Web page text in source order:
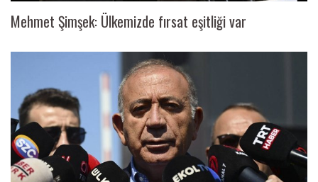
Mehmet Şimşek: Ülkemizde fırsat eşitliği var